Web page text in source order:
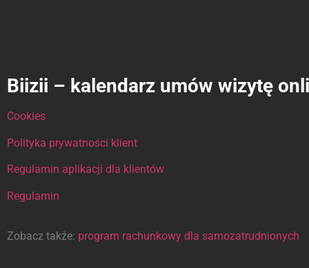
Biizii – kalendarz umów wizytę
Cookies
Polityka prywatności klient
Regulamin aplikacji dla klientów
Regulamin
Zobacz także: program rachunkowy dla samozatrudnionych